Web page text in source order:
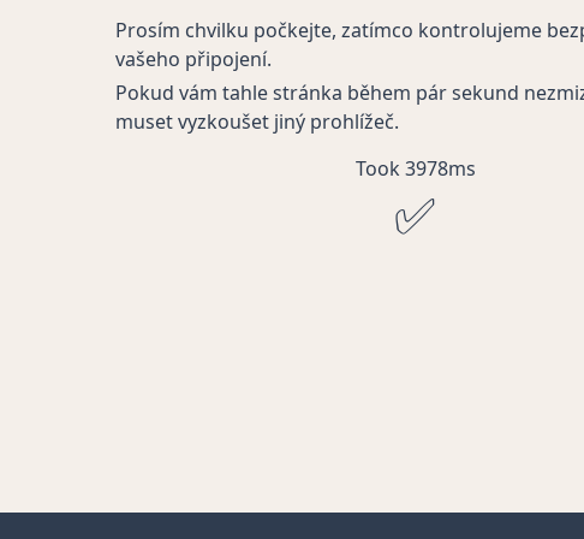
Prosím chvilku počkejte, zatímco kontrolujeme
vašeho připojení.
Pokud vám tahle stránka během pár sekund
muset vyzkoušet jiný prohlížeč.
Took 3978ms
✅